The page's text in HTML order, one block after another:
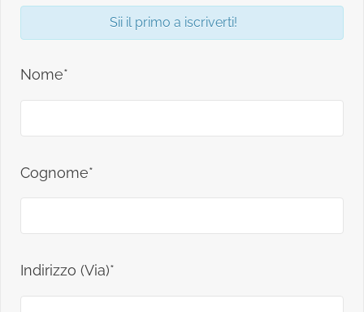
Sii il primo a iscriverti!
Nome*
Cognome*
Indirizzo (Via)*